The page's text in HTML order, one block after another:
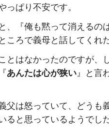
ぱり不安です。
、『俺も黙って消えるの
ろで義母と話してくれ
とはなかったのですが、
あんたは心が狭い』と言
父は怒っていて、どうも
と思っているようでした